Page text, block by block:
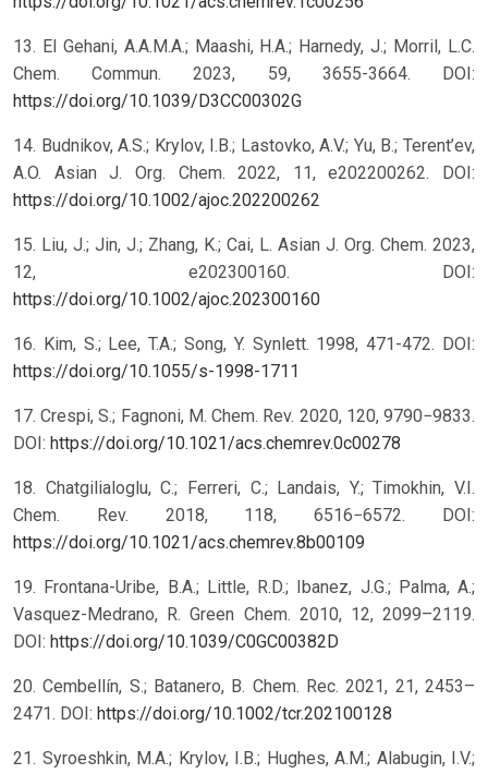
13. El Gehani, A.A.M.A.; Maashi, H.A.; Harnedy, J.; Morril, L.C.
Chem. Commun. 2023, 59, 3655-3664. DOI:
https://doi.org/10.1039/D3CC00302G
14. Budnikov, A.S.; Krylov, I.B.; Lastovko, A.V.; Yu, B.; Terent’ev,
A.O. Asian J. Org. Chem. 2022, 11, e202200262. DOI:
https://doi.org/10.1002/ajoc.202200262
15. Liu, J.; Jin, J.; Zhang, K.; Cai, L. Asian J. Org. Chem. 2023,
12, e202300160. DOI:
https://doi.org/10.1002/ajoc.202300160
16. Kim, S.; Lee, T.A.; Song, Y. Synlett. 1998, 471-472. DOI:
https://doi.org/10.1055/s-1998-1711
17. Crespi, S.; Fagnoni, M. Chem. Rev. 2020, 120, 9790−9833.
DOI: https://doi.org/10.1021/acs.chemrev.0c00278
18. Chatgilialoglu, C.; Ferreri, C.; Landais, Y.; Timokhin, V.I.
Chem. Rev. 2018, 118, 6516−6572. DOI:
https://doi.org/10.1021/acs.chemrev.8b00109
19. Frontana-Uribe, B.A.; Little, R.D.; Ibanez, J.G.; Palma, A.;
Vasquez-Medrano, R. Green Chem. 2010, 12, 2099–2119.
DOI: https://doi.org/10.1039/C0GC00382D
20. Cembellín, S.; Batanero, B. Chem. Rec. 2021, 21, 2453–
2471. DOI: https://doi.org/10.1002/tcr.202100128
21. Syroeshkin, M.A.; Krylov, I.B.; Hughes, A.M.; Alabugin, I.V.;